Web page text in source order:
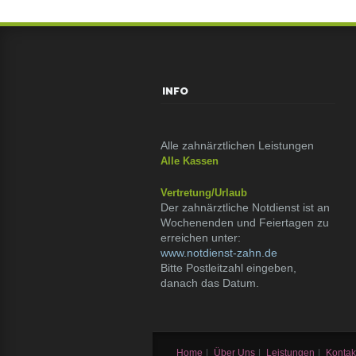
INFO
Alle zahnärztlichen Leistungen
Alle Kassen
Vertretung/Urlaub
Der zahnärztliche Notdienst ist an
Wochenenden und Feiertagen zu
erreichen unter:
www.notdienst-zahn.de
Bitte Postleitzahl eingeben,
danach das Datum.
Home Über Uns Leistungen